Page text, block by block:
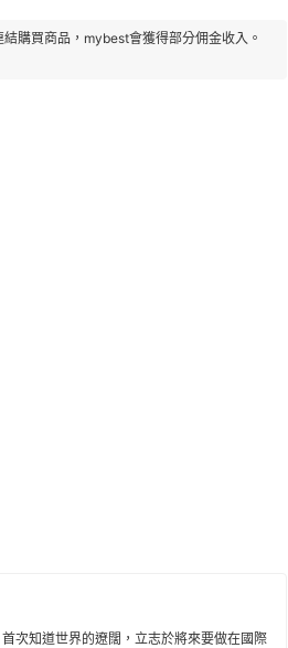
購買商品，mybest會獲得部分佣金收入。
次知道世界的遼闊，立志於將來要做在國際